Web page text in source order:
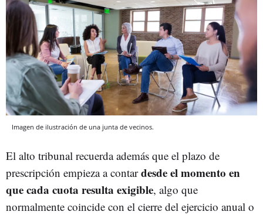
Imagen de ilustración de una junta de vecinos.
El alto tribunal recuerda además que el plazo de
prescripción empieza a contardesde el momento en
que cada cuota resulta exigible, algo que
normalmente coincide con el cierre del ejercicio anual o